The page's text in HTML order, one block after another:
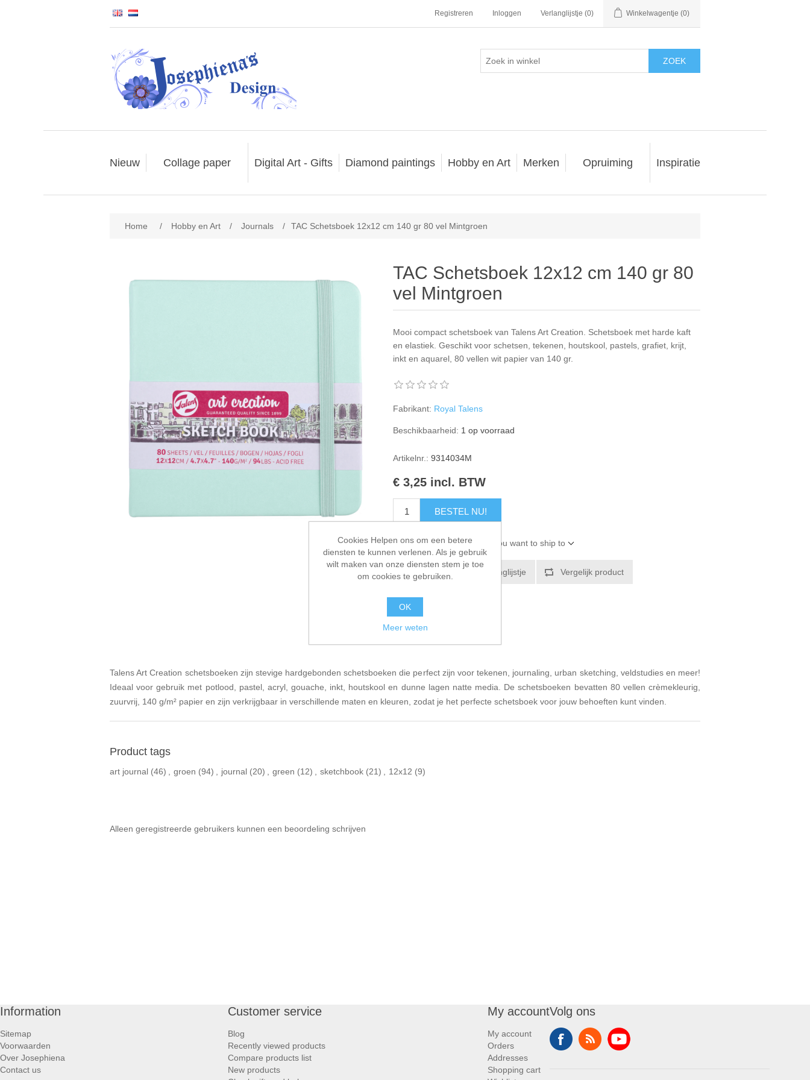
Registreren Inloggen Verlanglijstje (0) Winkelwagentje (0)
ZOEK
Nieuw Collage paper Digital Art - Gifts Diamond paintings Hobby en Art Merken Opruiming Inspiratie
Home / Hobby en Art / Journals / TAC Schetsboek 12x12 cm 140 gr 80 vel Mintgroen
TAC Schetsboek 12x12 cm 140 gr 80
vel Mintgroen
Mooi compact schetsboek van Talens Art Creation. Schetsboek met harde kaft
en elastiek. Geschikt voor schetsen, tekenen, houtskool, pastels, grafiet, krijt,
inkt en aquarel, 80 vellen wit papier van 140 gr.
Fabrikant: Royal Talens
Beschikbaarheid: 1 op voorraad
Artikelnr.: 9314034M
€ 3,25 incl. BTW
BESTEL NU!
Please select the address you want to ship to
Toevoegen aan verlanglijstje Vergelijk product
E-mail een vriend
Talens Art Creation schetsboeken zijn stevige hardgebonden schetsboeken die perfect zijn voor tekenen, journaling, urban sketching, veldstudies en meer!
Ideaal voor gebruik met potlood, pastel, acryl, gouache, inkt, houtskool en dunne lagen natte media. De schetsboeken bevatten 80 vellen crèmekleurig,
zuurvrij, 140 g/m² papier en zijn verkrijgbaar in verschillende maten en kleuren, zodat je het perfecte schetsboek voor jouw behoeften kunt vinden.
Product tags
art journal (46) , groen (94) , journal (20) , green (12) , sketchbook (21) , 12x12 (9)
Alleen geregistreerde gebruikers kunnen een beoordeling schrijven
Information
Sitemap
Voorwaarden
Over Josephiena
Contact us
Customer service
Blog
Recently viewed products
Compare products list
New products
My account
My account
Orders
Addresses
Shopping cart
Volg ons
Cookies Helpen ons om een betere
diensten te kunnen verlenen. Als je gebruik
wilt maken van onze diensten stem je toe
om cookies te gebruiken.
OK
Meer weten